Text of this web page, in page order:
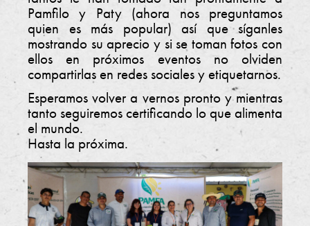
c
a
ci
ó
n
P
A
M
F
Pamfilo y Paty (ahora nos preguntamos
quien es más popular) así que síganles
mostrando su aprecio y si se toman fotos con
ellos en próximos eventos no olviden
compartirlas en redes sociales y etiquetarnos.
Esperamos volver a vernos pronto y mientras
tanto seguiremos certificando lo que alimenta
el mundo.
Hasta la próxima.